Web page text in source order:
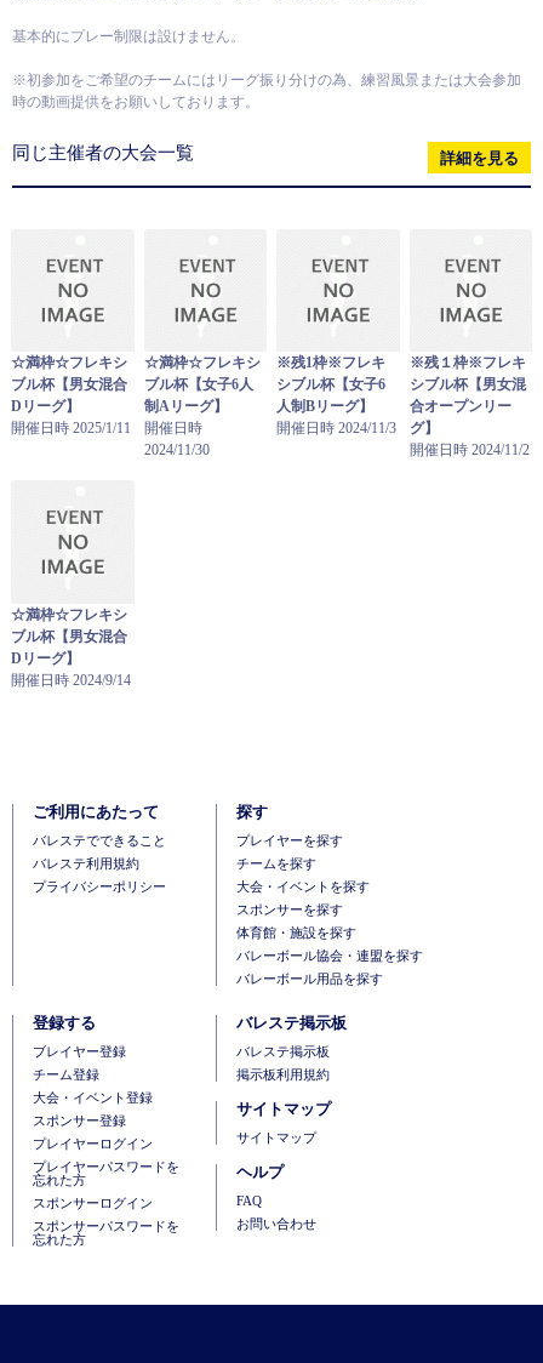
基本的にプレー制限は設けません。
※初参加をご希望のチームにはリーグ振り分けの為、練習風景または大会参加
時の動画提供をお願いしております。
同じ主催者の大会一覧 詳細を見る
☆満枠☆フレキシ
ブル杯【男女混合
Dリーグ】
開催日時 2025/1/11
☆満枠☆フレキシ
ブル杯【女子6人
制Aリーグ】
開催日時
2024/11/30
※残1枠※フレキ
シブル杯【女子6
人制Bリーグ】
開催日時 2024/11/3
※残１枠※フレキ
シブル杯【男女混
合オープンリー
グ】
開催日時 2024/11/2
☆満枠☆フレキシ
ブル杯【男女混合
Dリーグ】
開催日時 2024/9/14
ご利用にあたって
バレステでできること
バレステ利用規約
プライバシーポリシー
探す
プレイヤーを探す
チームを探す
大会・イベントを探す
スポンサーを探す
体育館・施設を探す
バレーボール協会・連盟を探す
バレーボール用品を探す
登録する
ブレイヤー登録
チーム登録
大会・イベント登録
スポンサー登録
プレイヤーログイン
プレイヤーパスワードを
忘れた方
スポンサーログイン
スポンサーパスワードを
忘れた方
バレステ掲示板
バレステ掲示板
掲示板利用規約
サイトマップ
サイトマップ
ヘルプ
FAQ
お問い合わせ